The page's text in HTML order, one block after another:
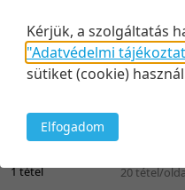
1 tétel
20 tétel/
Kérjük, a szolgáltatás
"Adatvédelmi
sütiket (cookie)
Elfogadom